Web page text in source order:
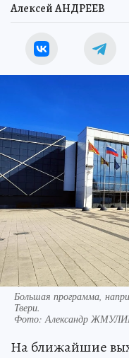
Алексей АНДРЕЕВ
Большая программа,
Твери.
Фото: Александр
На ближайшие